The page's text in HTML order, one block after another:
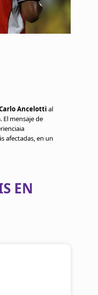
Ancelotti al
mensaje de
afectadas, en un
EN